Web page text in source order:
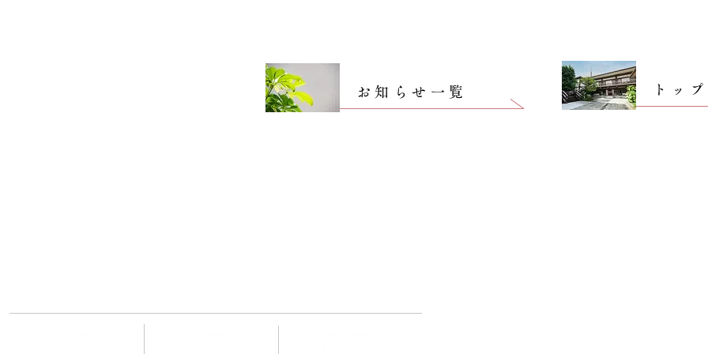
お知らせ一覧 トッ